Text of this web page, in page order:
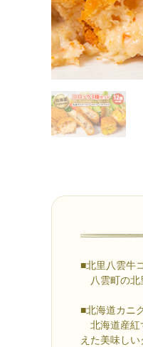
■北里八雲牛
八雲町の北
■北海道カニ
北海道産紅
えた美味しい